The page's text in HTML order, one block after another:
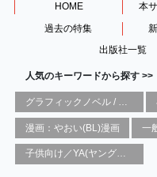
HOME 本
過去の特集
出版社一覧
人気のキーワードから探す >>
漫画：やおい(BL)漫画 一
子供向け／YA(ヤングアダルト)向け一般：芸術&芸術家